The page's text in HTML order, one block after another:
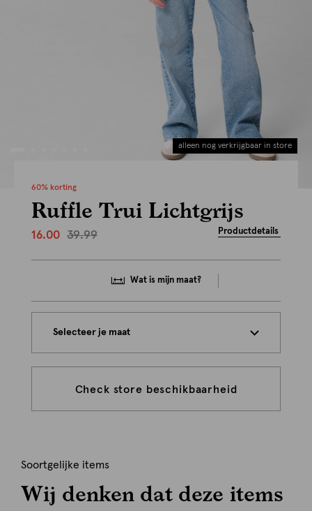
alleen nog verkrijgbaar in store
60% korting
Ruffle Trui Lichtgrijs
16.00 39.99 Productdetails
Wat is mijn maat?
Selecteer je maat
Check store beschikbaarheid
Soortgelijke items
Wij denken dat deze items